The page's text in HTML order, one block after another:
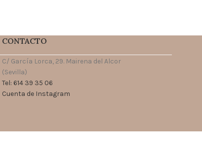
CONTACTO
C/ García Lorca, 29. Mairena del Alcor
(Sevilla)
Tel: 614 39 35 06
Cuenta de Instagram